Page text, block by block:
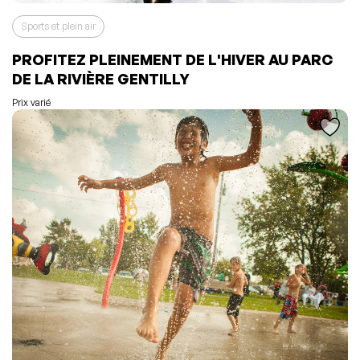
Sports et plein air
PROFITEZ PLEINEMENT DE L'HIVER AU PARC
DE LA RIVIÈRE GENTILLY
Prix varié
L'événement a été ajouté à vos favoris
Événement retiré de vos favoris